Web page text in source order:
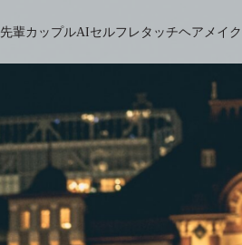
先輩カップルAIセルフレタッチヘアメイク